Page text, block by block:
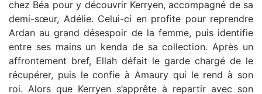
chez Béa pour y découvrir Kerryen, accompagné de sa
demi-sœur, Adélie. Celui-ci en profite pour reprendre
Ardan au grand désespoir de la femme, puis identifie
entre ses mains un kenda de sa collection. Après un
affrontement bref, Ellah défait le garde chargé de le
récupérer, puis le confie à Amaury qui le rend à son
roi. Alors que Kerryen s’apprête à repartir avec son